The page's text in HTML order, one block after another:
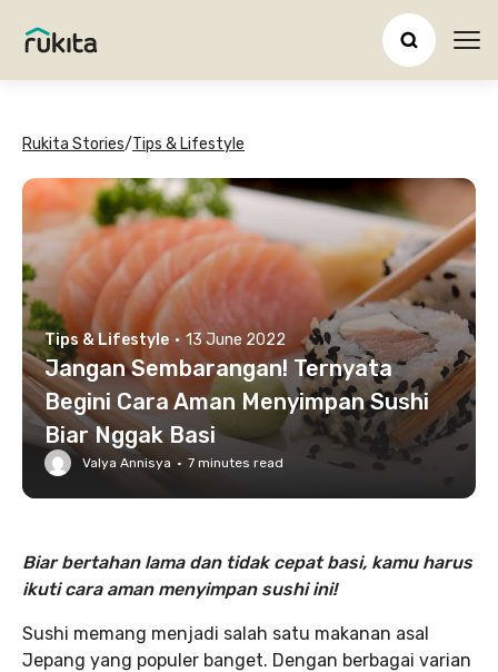
Rukita Stories/Tips & Lifestyle
Tips & Lifestyle · 13 June 2022
Jangan Sembarangan! Ternyata
Begini Cara Aman Menyimpan Sushi
Biar Nggak Basi
Valya Annisya · 7 minutes read
Biar bertahan lama dan tidak cepat basi, kamu harus
ikuti cara aman menyimpan sushi ini!
Sushi memang menjadi salah satu makanan asal
Jepang yang populer banget. Dengan berbagai varian